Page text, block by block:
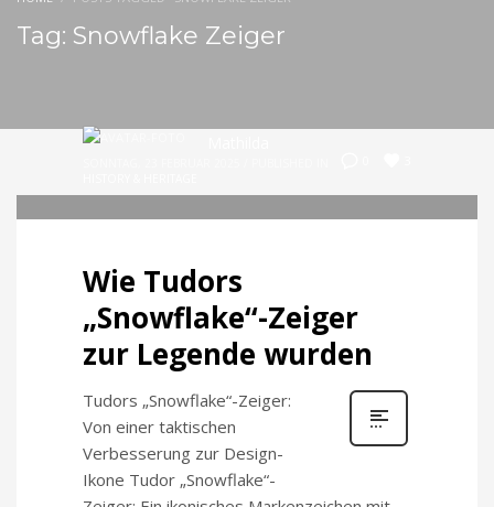
Tag: Snowflake Zeiger
Wie Tudors
„Snowflake“-Zeiger
zur Legende wurden
Tudors „Snowflake“-Zeiger:
Von einer taktischen
Verbesserung zur Design-
Ikone Tudor „Snowflake“-